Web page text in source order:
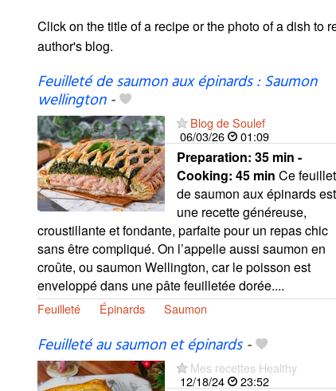
Click on the title of a recipe or the photo of a dish to
author's blog.
Feuilleté de saumon aux épinards : Saumon
wellington-
Blog de Soulef
06/03/26
01:09
Preparation: 35 min -
Cooking: 45 min Ce
de saumon aux épinards est
une recette généreuse,
croustillante et fondante, parfaite pour un repas chic
sans être compliqué. On l’appelle aussi saumon en
croûte, ou saumon Wellington, car le poisson est
enveloppé dans une pâte feuilletée dorée....
Feuilleté Épinards Saumon
Feuilleté au saumon et épinards-
Mes recettes Healthy
12/18/24
23:52